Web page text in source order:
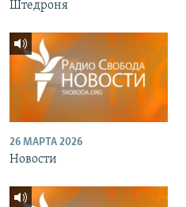
Штедроня
26 МАРТА 2026
Новости